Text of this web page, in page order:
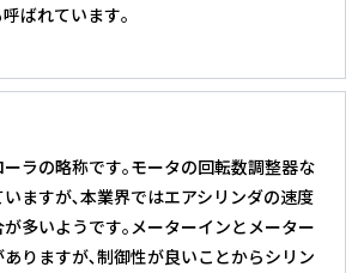
ばれています｡
ラの略称です｡モータの回転数調整器な
ますが､本業界ではエアシリンダの速度
多いようです｡メーターインとメーター
りますが､制御性が良いことからシリン